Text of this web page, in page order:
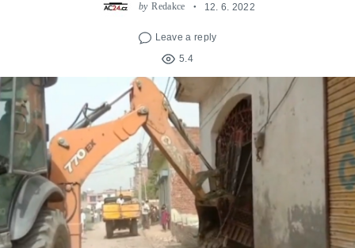
by Redakce 12. 6. 2022
Leave a reply
5.4